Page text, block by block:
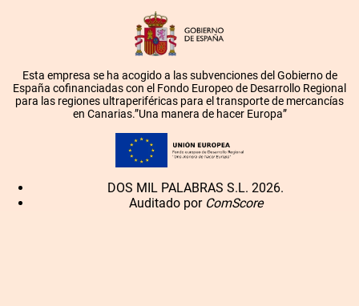
Esta empresa se ha acogido a las subvenciones del Gobierno de
España cofinanciadas con el Fondo Europeo de Desarrollo Regional
para las regiones ultraperiféricas para el transporte de mercancías
en Canarias.”Una manera de hacer Europa”
DOS MIL PALABRAS S.L. 2026.
Auditado por ComScore